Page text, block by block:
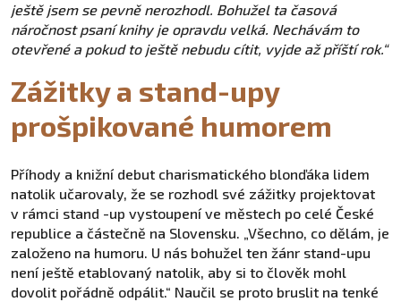
ještě jsem se pevně nerozhodl. Bohužel ta časová
náročnost psaní knihy je opravdu velká. Nechávám to
otevřené a pokud to ještě nebudu cítit, vyjde až příští rok.“
Zážitky a stand-upy
prošpikované humorem
Příhody a knižní debut charismatického blonďáka lidem
natolik učarovaly, že se rozhodl své zážitky projektovat
v rámci stand -up vystoupení ve městech po celé České
republice a částečně na Slovensku. „Všechno, co dělám, je
založeno na humoru. U nás bohužel ten žánr stand-upu
není ještě etablovaný natolik, aby si to člověk mohl
dovolit pořádně odpálit.“ Naučil se proto bruslit na tenké